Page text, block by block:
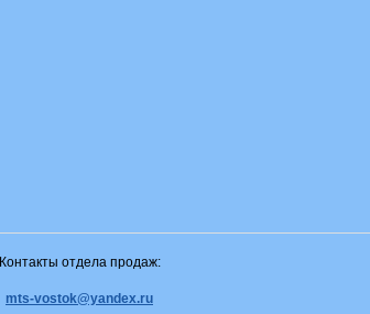
Контакты отдела продаж:
mts-vostok@yandex.ru